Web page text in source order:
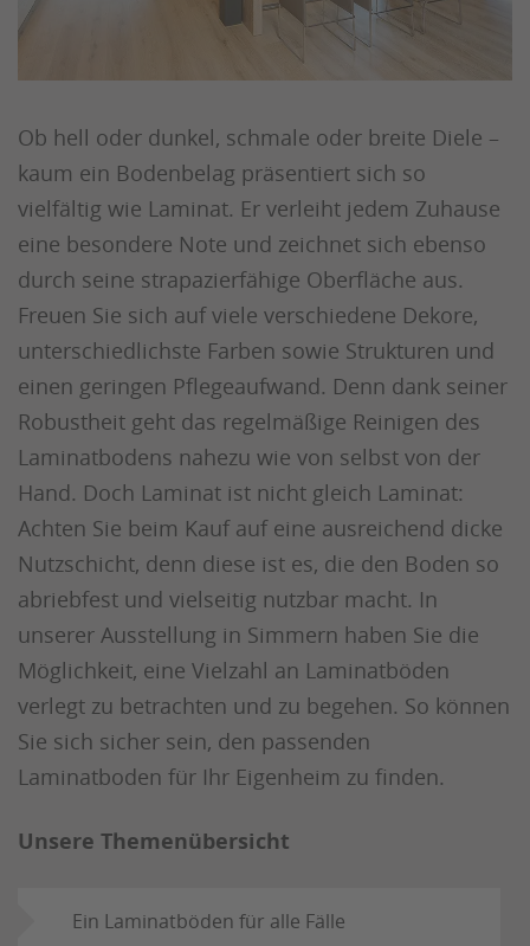
Ob hell oder dunkel, schmale oder breite Diele –
kaum ein Bodenbelag präsentiert sich so
vielfältig wie Laminat. Er verleiht jedem Zuhause
eine besondere Note und zeichnet sich ebenso
durch seine strapazierfähige Oberfläche aus.
Freuen Sie sich auf viele verschiedene Dekore,
unterschiedlichste Farben sowie Strukturen und
einen geringen Pflegeaufwand. Denn dank seiner
Robustheit geht das regelmäßige Reinigen des
Laminatbodens nahezu wie von selbst von der
Hand. Doch Laminat ist nicht gleich Laminat:
Achten Sie beim Kauf auf eine ausreichend dicke
Nutzschicht, denn diese ist es, die den Boden so
abriebfest und vielseitig nutzbar macht. In
unserer Ausstellung in Simmern haben Sie die
Möglichkeit, eine Vielzahl an Laminatböden
verlegt zu betrachten und zu begehen. So können
Sie sich sicher sein, den passenden
Laminatboden für Ihr Eigenheim zu finden.
Unsere Themenübersicht
Ein Laminatböden für alle Fälle